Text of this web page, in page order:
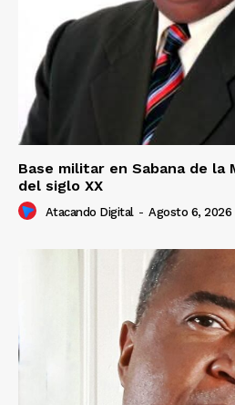
Base militar en Sabana de la
del siglo XX
Atacando Digital - Agosto 6, 2026